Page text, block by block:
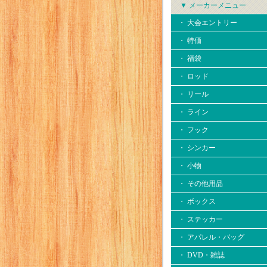
▼ メーカーメニュー
・ 大会エントリー
・ 特価
・ 福袋
・ ロッド
・ リール
・ ライン
・ フック
・ シンカー
・ 小物
・ その他用品
・ ボックス
・ ステッカー
・ アパレル・バッグ
・ DVD・雑誌